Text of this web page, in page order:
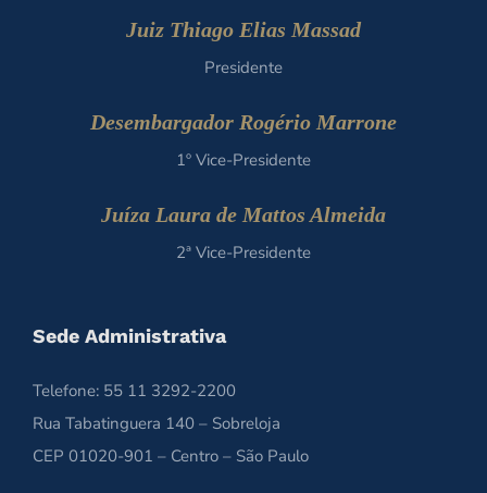
Juiz Thiago Elias Massad
Presidente
Desembargador Rogério Marrone
1º Vice-Presidente
Juíza Laura de Mattos Almeida
2ª Vice-Presidente
Sede Administrativa
Telefone: 55 11 3292-2200
Rua Tabatinguera 140 – Sobreloja
CEP 01020-901 – Centro – São Paulo